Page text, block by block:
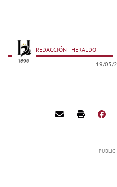
REDACCIÓN | HERALDO
19/05/